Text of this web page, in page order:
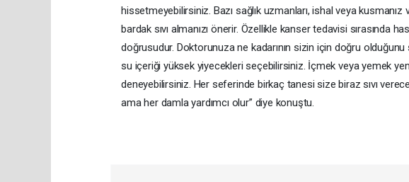
hissetmeyebilirsiniz. Bazı sağlık uzmanları, ishal veya
bardak sıvı almanızı önerir. Özellikle kanser tedavisi sırasında
doğrusudur. Doktorunuza ne kadarının sizin için doğru
su içeriği yüksek yiyecekleri seçebilirsiniz. İçmek veya yemek
deneyebilirsiniz. Her seferinde birkaç tanesi size biraz sıvı
ama her damla yardımcı olur” diye konuştu.